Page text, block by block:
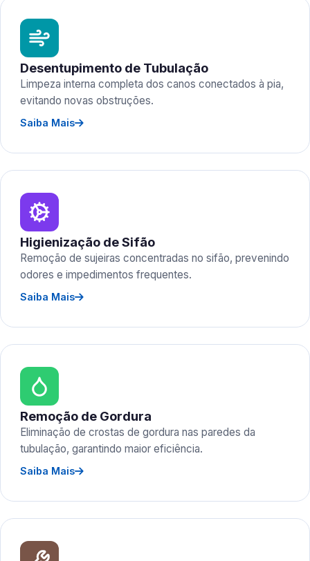
Desentupimento de Tubulação
Limpeza interna completa dos canos conectados à pia,
evitando novas obstruções.
Saiba Mais
Higienização de Sifão
Remoção de sujeiras concentradas no sifão, prevenindo
odores e impedimentos frequentes.
Saiba Mais
Remoção de Gordura
Eliminação de crostas de gordura nas paredes da
tubulação, garantindo maior eficiência.
Saiba Mais